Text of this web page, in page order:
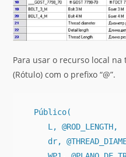
Para usar o recurso local na
(Rótulo) com o prefixo “@”.